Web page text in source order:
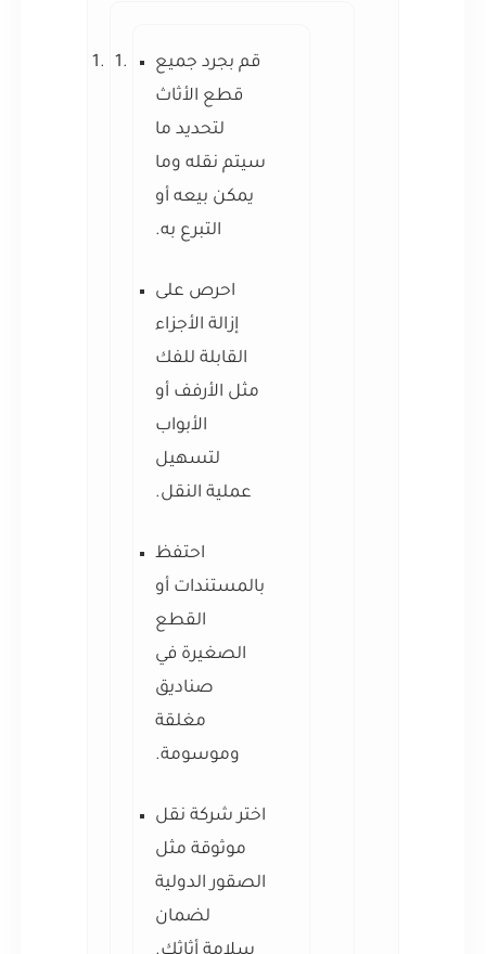
قم بجرد جميع
قطع الأثاث
لتحديد ما
سيتم نقله وما
يمكن بيعه أو
التبرع به.
احرص على
إزالة الأجزاء
القابلة للفك
مثل الأرفف أو
الأبواب
لتسهيل
عملية النقل.
احتفظ
بالمستندات أو
القطع
الصغيرة في
صناديق
مغلقة
وموسومة.
اختر شركة نقل
موثوقة مثل
الصقور الدولية
لضمان